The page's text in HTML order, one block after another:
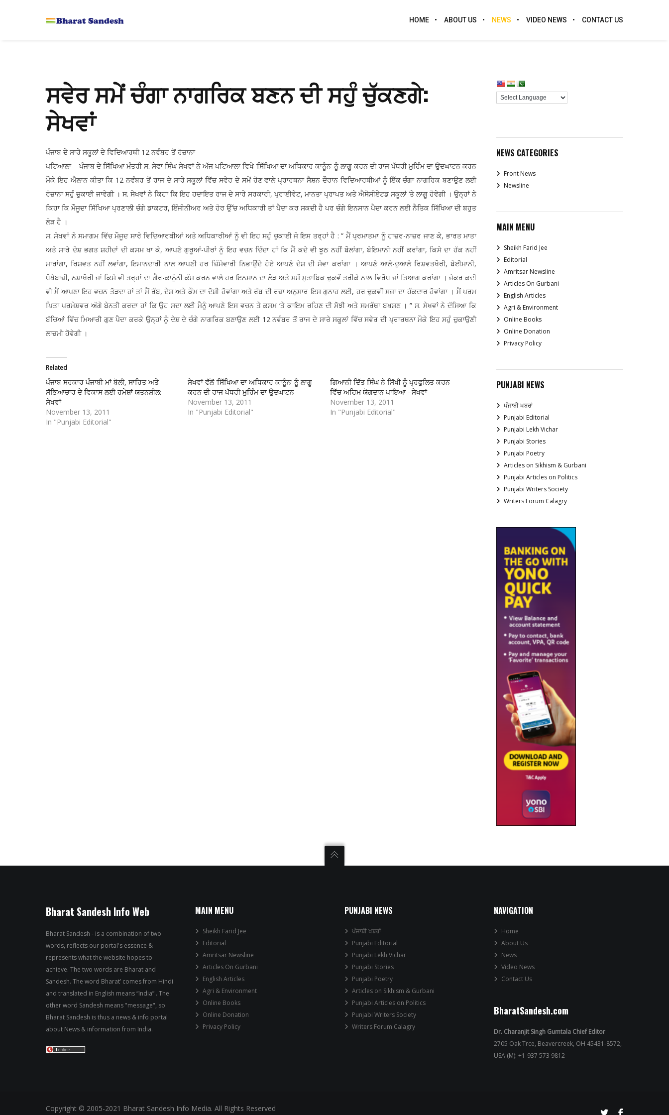
HOME ABOUT US NEWS VIDEO NEWS CONTACT US
ਸਵੇਰ ਸਮੇਂ ਚੰਗਾ ਨਾਗਰਿਕ ਬਣਨ ਦੀ ਸਹੁੰ ਚੁੱਕਣਗੇ:
ਸੇਖਵਾਂ
ਪੰਜਾਬ ਦੇ ਸਾਰੇ ਸਕੂਲਾਂ ਦੇ ਵਿਦਿਆਰਥੀ 12 ਨਵੰਬਰ ਤੋਂ ਰੋਜ਼ਾਨਾ
ਪਟਿਆਲਾ – ਪੰਜਾਬ ਦੇ ਸਿੱਖਿਆ ਮੰਤਰੀ ਸ. ਸੇਵਾ ਸਿੰਘ ਸੇਖਵਾਂ ਨੇ ਅੱਜ ਪਟਿਆਲਾ ਵਿਖੇ ‘ਸਿੱਖਿਆ ਦਾ ਅਧਿਕਾਰ ਕਾਨੂੰਨ’ ਨੂੰ ਲਾਗੂ ਕਰਨ ਦੀ ਰਾਜ ਪੱਧਰੀ ਮੁਹਿੰਮ ਦਾ ਉਦਘਾਟਨ ਕਰਨ
ਮੌਕੇ ਇਹ ਐਲਾਨ ਕੀਤਾ ਕਿ 12 ਨਵੰਬਰ ਤੋਂ ਰਾਜ ਦੇ ਸਾਰੇ ਸਕੂਲਾਂ ਵਿੱਚ ਸਵੇਰ ਦੇ ਸਮੇਂ ਹੋਣ ਵਾਲੇ ਪ੍ਰਾਰਥਨਾ ਸੈਸ਼ਨ ਦੌਰਾਨ ਵਿਦਿਆਰਥੀਆਂ ਨੂੰ ਇੱਕ ਚੰਗਾ ਨਾਗਰਿਕ ਬਣਾਉਣ ਲਈ
ਰੋਜ਼ਾਨਾ ਸਹੁੰ ਚੁਕਾਈ ਜਾਵੇਗੀ । ਸ. ਸੇਖਵਾਂ ਨੇ ਕਿਹਾ ਕਿ ਇਹ ਹਦਾਇਤ ਰਾਜ ਦੇ ਸਾਰੇ ਸਰਕਾਰੀ, ਪ੍ਰਾਈਵੇਟ, ਮਾਨਤਾ ਪ੍ਰਾਪਤ ਅਤੇ ਐਸੋਸੀਏਟਡ ਸਕੂਲਾਂ ‘ਤੇ ਲਾਗੂ ਹੋਵੇਗੀ । ਉਨ੍ਹਾਂ ਨੇ
ਕਿਹਾ ਕਿ ਮੌਜੂਦਾ ਸਿੱਖਿਆ ਪ੍ਰਣਾਲੀ ਚੰਗੇ ਡਾਕਟਰ, ਇੰਜੀਨੀਅਰ ਅਤੇ ਹੋਰ ਉੱਚ ਅਧਿਕਾਰੀ ਤਾਂ ਪੈਦਾ ਕਰ ਸਕਦੀ ਹੈ ਪਰ ਚੰਗੇ ਇਨਸਾਨ ਪੈਦਾ ਕਰਨ ਲਈ ਨੈਤਿਕ ਸਿੱਖਿਆ ਦੀ ਬਹੁਤ
ਲੋੜ ਹੈ ।
ਸ. ਸੇਖਵਾਂ ਨੇ ਸਮਾਗਮ ਵਿੱਚ ਮੌਜੂਦ ਸਾਰੇ ਵਿਦਿਆਰਥੀਆਂ ਅਤੇ ਅਧਿਕਾਰੀਆਂ ਨੂੰ ਵੀ ਇਹ ਸਹੁੰ ਚੁਕਾਈ ਜੋ ਇਸ ਤਰ੍ਹਾਂ ਹੈ : ” ਮੈਂ ਪ੍ਰਮਾਤਮਾ ਨੂੰ ਹਾਜ਼ਰ-ਨਾਜ਼ਰ ਜਾਣ ਕੇ, ਭਾਰਤ ਮਾਤਾ
ਅਤੇ ਸਾਰੇ ਦੇਸ਼ ਭਗਤ ਸ਼ਹੀਦਾਂ ਦੀ ਕਸਮ ਖਾ ਕੇ, ਆਪਣੇ ਗੁਰੂਆਂ-ਪੀਰਾਂ ਨੂੰ ਇਹ ਵਚਨ ਦਿੰਦਾ ਹਾਂ ਕਿ ਮੈਂ ਕਦੇ ਵੀ ਝੂਠ ਨਹੀਂ ਬੋਲਾਂਗਾ, ਬੇਇਮਾਨੀ ਨਹੀਂ ਕਰਾਂਗਾ, ਕਿਸੇ ਦਾ ਹੱਕ ਨਹੀਂ
ਮਾਰਾਂਗਾ, ਰਿਸ਼ਵਤ ਨਹੀਂ ਲਵਾਂਗਾ, ਇਮਾਨਦਾਰੀ ਨਾਲ ਆਪਣੀ ਹਰ ਜ਼ਿੰਮੇਵਾਰੀ ਨਿਭਾਉਂਦੇ ਹੋਏ ਆਪਣੇ ਦੇਸ਼ ਦੀ ਸੇਵਾ ਕਰਾਂਗਾ । ਆਪਣੇ ਆਲੇ-ਦੁਆਲੇ ਰਿਸ਼ਵਤਖੋਰੀ, ਬੇਈਮਾਨੀ,
ਧੋਖੇਬਾਜ਼ੀ, ਨਸ਼ਾਖੋਰੀ ਜਾਂ ਕਿਸੇ ਵੀ ਤਰ੍ਹਾਂ ਦਾ ਗੈਰ-ਕਾਨੂੰਨੀ ਕੰਮ ਕਰਨ ਵਾਲੇ ਹਰ ਇਨਸਾਨ ਦਾ ਲੋੜ ਅਤੇ ਸਮੇਂ ਮੁਤਾਬਿਕ ਢੁਕਵੇਂ ਤਰੀਕੇ ਨਾਲ ਵਿਰੋਧ ਜਾਂ ਤਿਆਗ ਕਰਾਂਗਾ । ਜੇਕਰ ਕਦੀ
ਵੀ ਮੈਂ ਆਪਣਾ ਇਹ ਵਚਨ ਤੋੜਦਾ ਹਾਂ ਤਾਂ ਮੈਂ ਰੱਬ, ਦੇਸ਼ ਅਤੇ ਕੌਮ ਦਾ ਦੋਸ਼ੀ ਹੋਵਾਂਗਾ ਅਤੇ ਰੱਬ ਦੀ ਰਜ਼ਾ ਅਨੁਸਾਰ ਇਸ ਗੁਨਾਹ ਲਈ, ਹਰ ਢੁਕਵੀਂ ਸਜ਼ਾ ਦਾ ਹੱਕਦਾਰ ਹੋਵਾਂਗਾ । ਮੈਂ ਪਰਮ
ਪਿਤਾ ਪਰਮੇਸ਼ਵਰ ਅੱਗੇ ਬੇਨਤੀ ਕਰਦਾ ਹਾਂ ਕਿ ਉਹ ਸਦਾ ਲਈ ਮੈਨੂੰ ਆਪਣੇ ਇਸ ਵਚਨ ਤੇ ਕਸਮ ‘ਤੇ ਕਾਇਮ ਰਹਿਣ ਦੀ ਸੋਝੀ ਅਤੇ ਸਮਰੱਥਾ ਬਖਸ਼ਣ । ” ਸ. ਸੇਖਵਾਂ ਨੇ ਦੱਸਿਆ ਕਿ
ਬੱਚਿਆਂ ਵਿੱਚ ਮਿਆਰੀ ਗੁਣ ਪੈਦਾ ਕਰਕੇ ਉਨ੍ਹਾਂ ਨੂੰ ਦੇਸ਼ ਦੇ ਚੰਗੇ ਨਾਗਰਿਕ ਬਣਾਉਣ ਲਈ 12 ਨਵੰਬਰ ਤੋਂ ਰਾਜ ਦੇ ਸਾਰੇ ਸਕੂਲਾਂ ਵਿੱਚ ਸਵੇਰ ਦੀ ਪ੍ਰਾਰਥਨਾ ਮੌਕੇ ਇਹ ਸਹੁੰ ਚੁਕਾਉਣੀ
ਲਾਜ਼ਮੀ ਹੋਵੇਗੀ ।
Related
ਪੰਜਾਬ ਸਰਕਾਰ ਪੰਜਾਬੀ ਮਾਂ ਬੋਲੀ, ਸਾਹਿਤ ਅਤੇ
ਸੱਭਿਆਚਾਰ ਦੇ ਵਿਕਾਸ ਲਈ ਹਮੇਸ਼ਾਂ ਯਤਨਸ਼ੀਲ:
ਸੇਖਵਾਂ
November 13, 2011
In "Punjabi Editorial"
ਸੇਖਵਾਂ ਵੱਲੋਂ ‘ਸਿੱਖਿਆ ਦਾ ਅਧਿਕਾਰ ਕਾਨੂੰਨ’ ਨੂੰ ਲਾਗੂ
ਕਰਨ ਦੀ ਰਾਜ ਪੱਧਰੀ ਮੁਹਿੰਮ ਦਾ ਉਦਘਾਟਨ
November 13, 2011
In "Punjabi Editorial"
ਗਿਆਨੀ ਦਿੱਤ ਸਿੰਘ ਨੇ ਸਿੱਖੀ ਨੂੰ ਪ੍ਰਫੁਲਿਤ ਕਰਨ
ਵਿੱਚ ਅਹਿਮ ਯੋਗਦਾਨ ਪਾਇਆ –ਸੇਖਵਾਂ
November 13, 2011
In "Punjabi Editorial"
NEWS CATEGORIES
Front News
Newsline
MAIN MENU
Sheikh Farid Jee
Editorial
Amritsar Newsline
Articles On Gurbani
English Articles
Agri & Environment
Online Books
Online Donation
Privacy Policy
PUNJABI NEWS
ਪੰਜਾਬੀ ਖਬਰਾਂ
Punjabi Editorial
Punjabi Lekh Vichar
Punjabi Stories
Punjabi Poetry
Articles on Sikhism & Gurbani
Punjabi Articles on Politics
Punjabi Writers Society
Writers Forum Calagry
Bharat Sandesh Info Web
Bharat Sandesh - is a combination of two
words, reflects our portal's essence &
represents what the website hopes to
achieve. The two words are Bharat and
Sandesh. The word Bharat’ comes from Hindi
and translated in English means “India” . The
other word Sandesh means "message", so
Bharat Sandesh is thus a news & info portal
about News & information from India.
MAIN MENU
Sheikh Farid Jee
Editorial
Amritsar Newsline
Articles On Gurbani
English Articles
Agri & Environment
Online Books
Online Donation
Privacy Policy
PUNJABI NEWS
ਪੰਜਾਬੀ ਖਬਰਾਂ
Punjabi Editorial
Punjabi Lekh Vichar
Punjabi Stories
Punjabi Poetry
Articles on Sikhism & Gurbani
Punjabi Articles on Politics
Punjabi Writers Society
Writers Forum Calagry
NAVIGATION
Home
About Us
News
Video News
Contact Us
BharatSandesh.com
Dr. Charanjit Singh Gumtala Chief Editor
2705 Oak Trce, Beavercreek, OH 45431-8572,
USA (M): +1-937 573 9812
Copyright © 2005-2021 Bharat Sandesh Info Media. All Rights Reserved